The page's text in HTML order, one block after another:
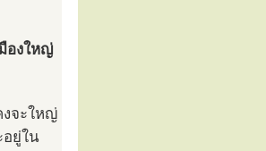
องใหญ่
จะใหญ่
ยู่ใน